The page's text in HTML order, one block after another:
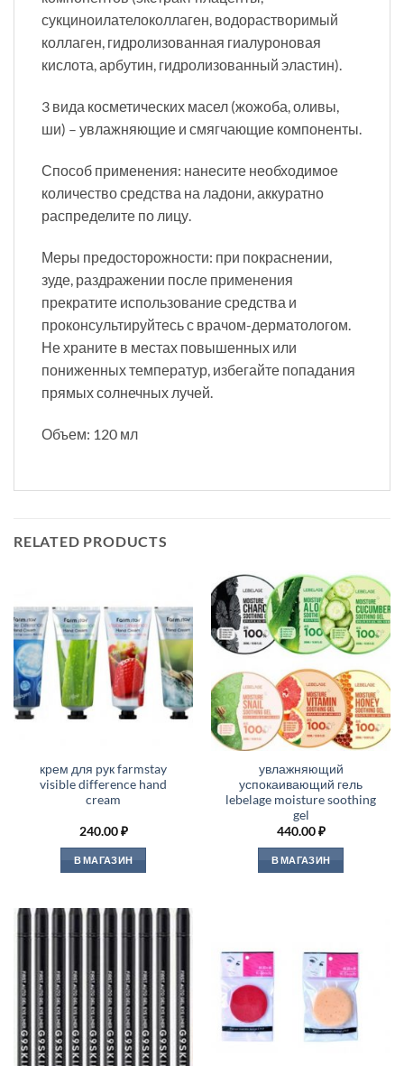
сукциноилателоколлаген, водорастворимый
коллаген, гидролизованная гиалуроновая
кислота, арбутин, гидролизованный эластин).
3 вида косметических масел (жожоба, оливы,
ши) – увлажняющие и смягчающие компоненты.
Способ применения: нанесите необходимое
количество средства на ладони, аккуратно
распределите по лицу.
Меры предосторожности: при покраснении,
зуде, раздражении после применения
прекратите использование средства и
проконсультируйтесь с врачом-дерматологом.
Не храните в местах повышенных или
пониженных температур, избегайте попадания
прямых солнечных лучей.
Объем: 120 мл
RELATED PRODUCTS
крем для рук farmstay
visible difference hand
cream
240.00₽
В МАГАЗИН
увлажняющий
успокаивающий гель
lebelage moisture soothing
gel
440.00₽
В МАГАЗИН